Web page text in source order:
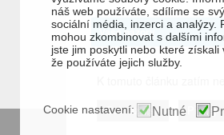
Vaše názory
náš web používáte, sdílíme se
sociální média, inzerci a analýzy.
mohou zkombinovat s dalšími
jste jim poskytli nebo které získali
že používáte jejich služby.
Cookie nastavení: Nutné